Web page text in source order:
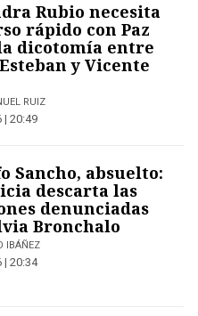
Rubio necesita
rápido con Paz
dicotomía entre
y Vicente
RUIZ
| 20:49
Sancho, absuelto:
descarta las
denunciadas
Bronchalo
IBÁÑEZ
| 20:34